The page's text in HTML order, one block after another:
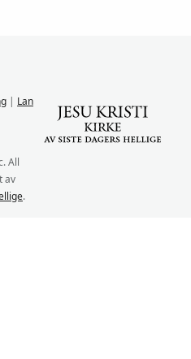
| Lan
All
av
.